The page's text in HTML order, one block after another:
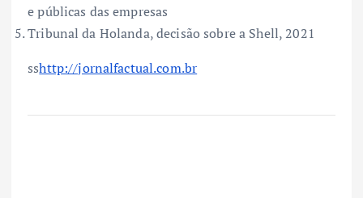
e públicas das empresas
Tribunal da Holanda, decisão sobre a Shell, 2021
sshttp://jornalfactual.com.br